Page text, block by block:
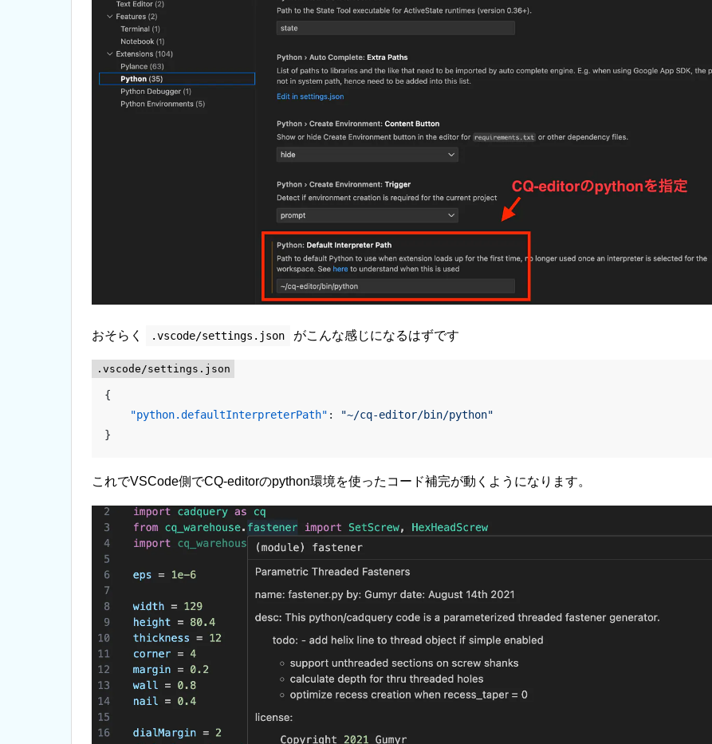
おそらく .vscode/settings.json がこんな感じになるはずです
{
    "python.defaultInterpreterPath"
:
"~/cq-editor/bin/python"
}
これでVSCode側でCQ-editorのpython環境を使ったコード補完が動くようになります。